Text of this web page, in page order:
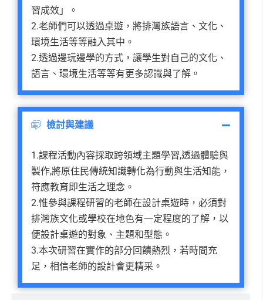
習成效」。
2.老師們可以透過桌遊，將排灣族語言、文化、
環境生活等等融入其中。
2.透過邊玩邊學的方式，讓學生對自己的文化、
語言、環境生活等等有更多認識與了解。
檢討與建議
1.課程活動內容採取跨領域主題學習,透過體驗與
製作,將原住民傳統知識轉化為行動與生活知能，
符應教育即生活之理念。
2.惟參與課程研習的老師在設計桌遊時，必須對
排灣族文化或學校在地色有一定程度的了解，以
便設計桌遊的對象、主題和型態。
3.本次研習在實作的部分回饋熱烈，若時間充
足，相信老師的設計會更精采。